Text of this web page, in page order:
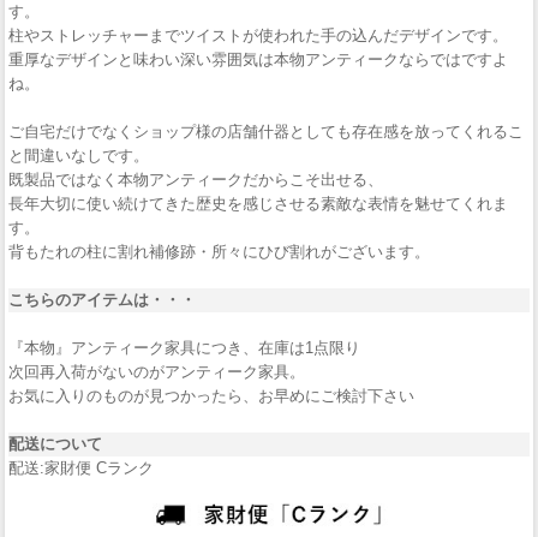
す。
柱やストレッチャーまでツイストが使われた手の込んだデザインです。
重厚なデザインと味わい深い雰囲気は本物アンティークならではですよ
ね。
ご自宅だけでなくショップ様の店舗什器としても存在感を放ってくれるこ
と間違いなしです。
既製品ではなく本物アンティークだからこそ出せる、
長年大切に使い続けてきた歴史を感じさせる素敵な表情を魅せてくれま
す。
背もたれの柱に割れ補修跡・所々にひび割れがございます。
こちらのアイテムは・・・
『本物』アンティーク家具につき、在庫は1点限り
次回再入荷がないのがアンティーク家具。
お気に入りのものが見つかったら、お早めにご検討下さい
配送について
配送:家財便 Cランク